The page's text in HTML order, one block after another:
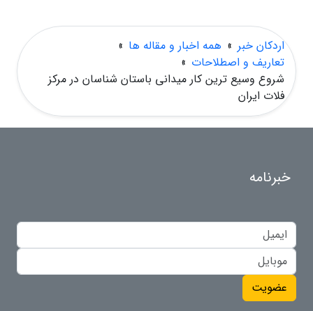
اردکان خبر » همه اخبار و مقاله ها »
تعاریف و اصطلاحات »
شروع وسیع ترین کار میدانی باستان شناسان در مرکز
فلات ایران
خبرنامه
عضویت